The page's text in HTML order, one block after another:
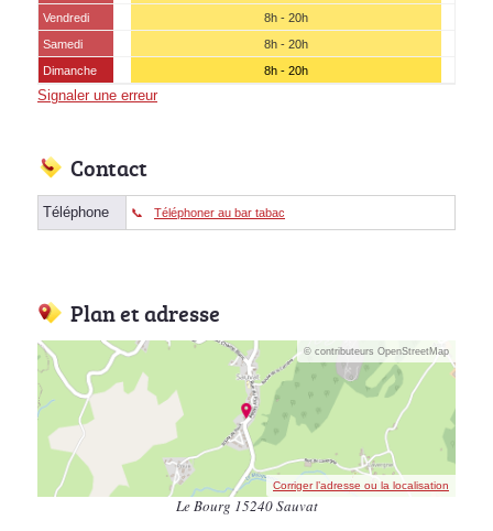
Vendredi
8h - 20h
Samedi
8h - 20h
Dimanche
8h - 20h
Signaler une erreur
Contact
Téléphone Téléphoner au bar tabac
Plan et adresse
© contributeurs OpenStreetMap
Corriger l’adresse ou la localisation
Le Bourg 15240 Sauvat